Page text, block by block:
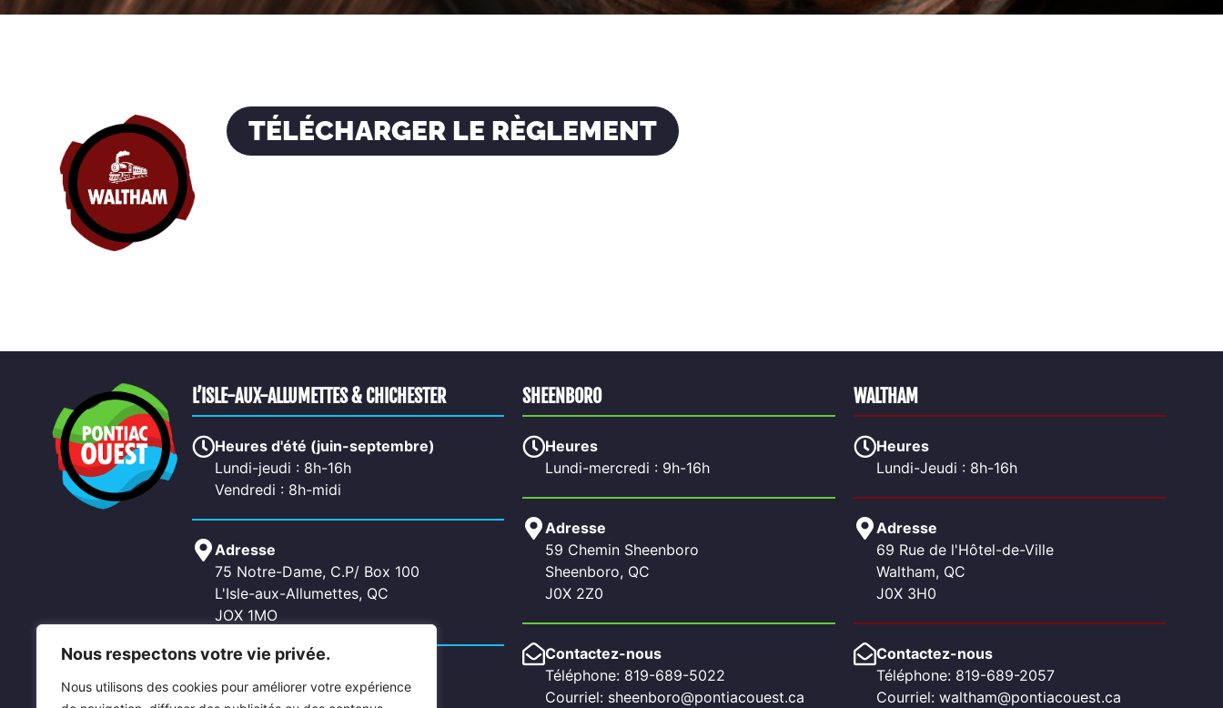
Nous respectons votre vie privée.
Nous utilisons des cookies pour améliorer votre expérience
TÉLÉCHARGER LE RÈGLEMENT
L’ISLE-AUX-ALLUMETTES & CHICHESTER
Heures d'été (juin-septembre)
Lundi-jeudi : 8h-16h
Vendredi : 8h-midi
Adresse
75 Notre-Dame, C.P/ Box 100
L'Isle-aux-Allumettes, QC
JOX 1MO
Téléphone: 819-689-2266
SHEENBORO
Heures
Lundi-mercredi : 9h-16h
Adresse
59 Chemin Sheenboro
Sheenboro, QC
J0X 2Z0
Contactez-nous
Téléphone: 819-689-5022
Courriel: sheenboro@pontiacouest.ca
Heures
Lundi-Jeudi : 8h-16h
Adresse
69 Rue de l'Hôtel-de-Ville
Waltham, QC
J0X 3H0
Contactez-nous
Téléphone: 819-689-2057
Courriel: waltham@pontiacouest.ca
WALTHAM